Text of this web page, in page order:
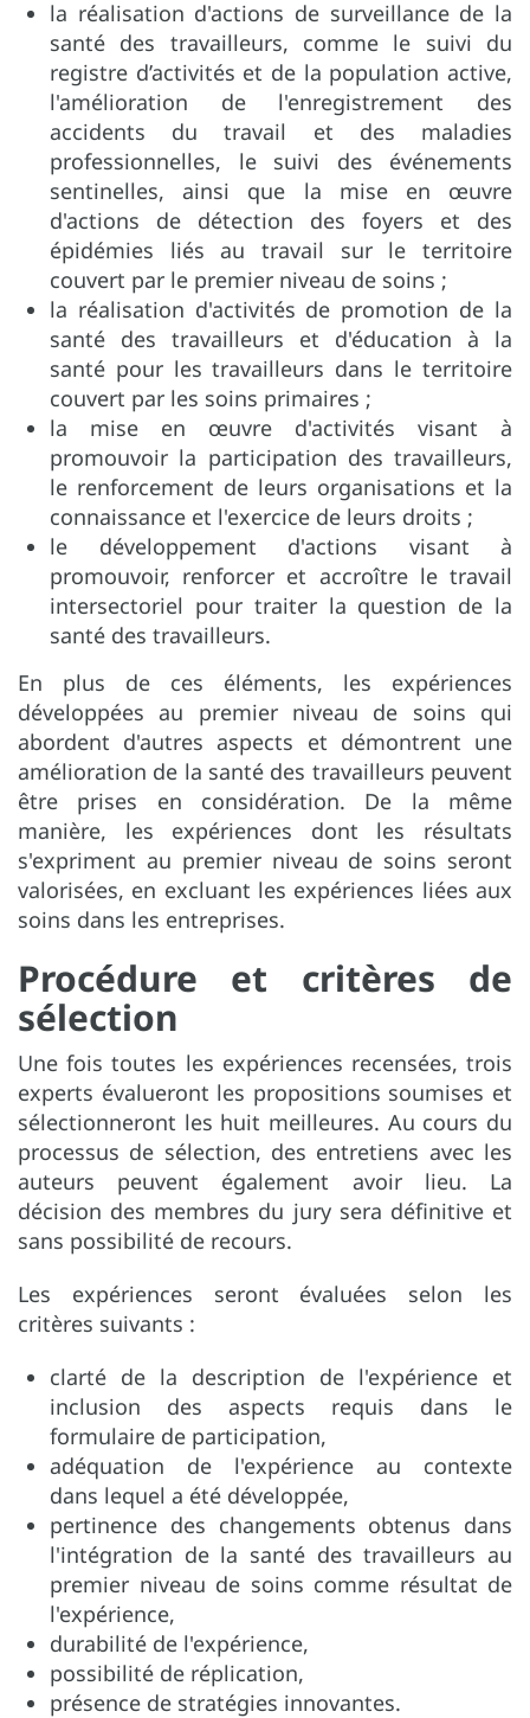
la réalisation d'actions de surveillance de la
santé des travailleurs, comme le suivi du
registre d’activités et de la population active,
l'amélioration de l'enregistrement des
accidents du travail et des maladies
professionnelles, le suivi des événements
sentinelles, ainsi que la mise en œuvre
d'actions de détection des foyers et des
épidémies liés au travail sur le territoire
couvert par le premier niveau de soins ;
la réalisation d'activités de promotion de la
santé des travailleurs et d'éducation à la
santé pour les travailleurs dans le territoire
couvert par les soins primaires ;
la mise en œuvre d'activités visant à
promouvoir la participation des travailleurs,
le renforcement de leurs organisations et la
connaissance et l'exercice de leurs droits ;
le développement d'actions visant à
promouvoir, renforcer et accroître le travail
intersectoriel pour traiter la question de la
santé des travailleurs.
En plus de ces éléments, les expériences
développées au premier niveau de soins qui
abordent d'autres aspects et démontrent une
amélioration de la santé des travailleurs peuvent
être prises en considération. De la même
manière, les expériences dont les résultats
s'expriment au premier niveau de soins seront
valorisées, en excluant les expériences liées aux
soins dans les entreprises.
Procédure et critères de
sélection
Une fois toutes les expériences recensées, trois
experts évalueront les propositions soumises et
sélectionneront les huit meilleures. Au cours du
processus de sélection, des entretiens avec les
auteurs peuvent également avoir lieu. La
décision des membres du jury sera définitive et
sans possibilité de recours.
Les expériences seront évaluées selon les
critères suivants :
clarté de la description de l'expérience et
inclusion des aspects requis dans le
formulaire de participation,
adéquation de l'expérience au contexte
dans lequel a été développée,
pertinence des changements obtenus dans
l'intégration de la santé des travailleurs au
premier niveau de soins comme résultat de
l'expérience,
durabilité de l'expérience,
possibilité de réplication,
présence de stratégies innovantes.